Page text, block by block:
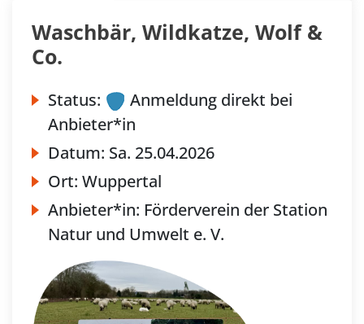
Waschbär, Wildkatze, Wolf &
Co.
Status:
Anmeldung direkt bei
Anbieter*in
Datum: Sa. 25.04.2026
Ort: Wuppertal
Anbieter*in: Förderverein der Station
Natur und Umwelt e. V.